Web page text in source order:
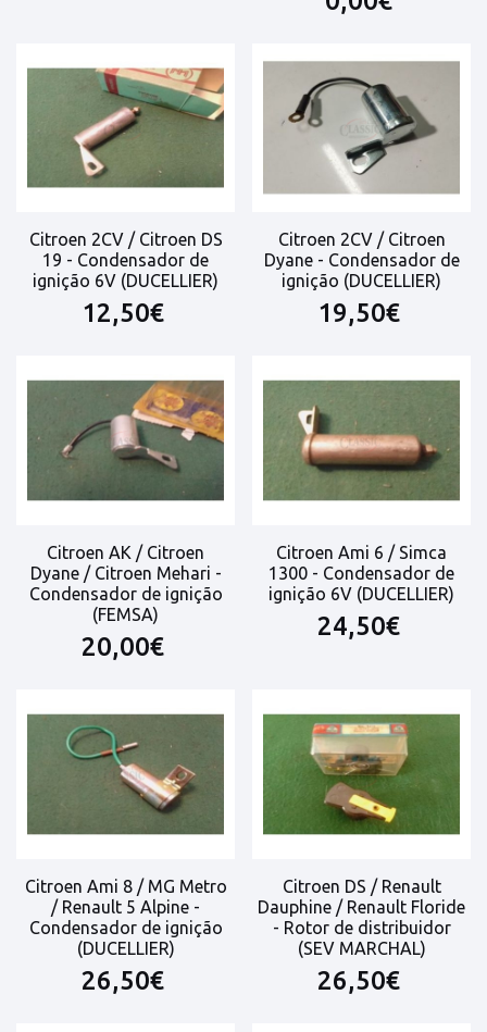
Citroen 2CV / Citroen DS
19 - Condensador de
ignição 6V (DUCELLIER)
12,50€
Citroen 2CV / Citroen
Dyane - Condensador de
ignição (DUCELLIER)
19,50€
Citroen AK / Citroen
Dyane / Citroen Mehari -
Condensador de ignição
(FEMSA)
20,00€
Citroen Ami 6 / Simca
1300 - Condensador de
ignição 6V (DUCELLIER)
24,50€
Citroen Ami 8 / MG Metro
/ Renault 5 Alpine -
Condensador de ignição
(DUCELLIER)
26,50€
Citroen DS / Renault
Dauphine / Renault Floride
- Rotor de distribuidor
(SEV MARCHAL)
26,50€